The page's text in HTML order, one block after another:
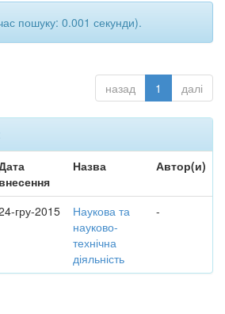
пошуку: 0.001 секунди).
назад 1 далі
внесення
Назва Автор(и)
гру-2015
Наукова та
науково-
технічна
діяльність
-